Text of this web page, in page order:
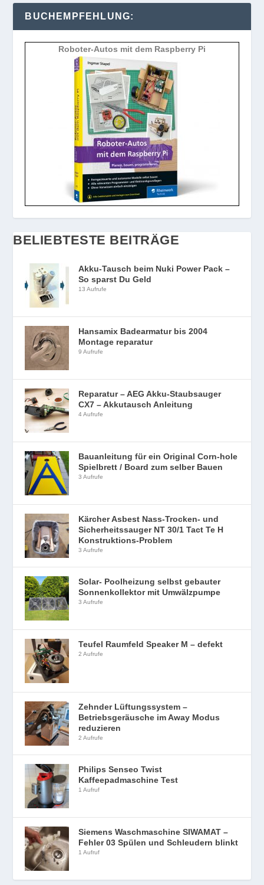
BUCHEMPFEHLUNG:
Roboter-Autos mit dem Raspberry Pi
BELIEBTESTE BEITRÄGE
Akku-Tausch beim Nuki Power Pack –
So sparst Du Geld
13 Aufrufe
Hansamix Badearmatur bis 2004
Montage reparatur
9 Aufrufe
Reparatur – AEG Akku-Staubsauger
CX7 – Akkutausch Anleitung
4 Aufrufe
Bauanleitung für ein Original Corn-hole
Spielbrett / Board zum selber Bauen
3 Aufrufe
Kärcher Asbest Nass-Trocken- und
Sicherheitssauger NT 30/1 Tact Te H
Konstruktions-Problem
3 Aufrufe
Solar- Poolheizung selbst gebauter
Sonnenkollektor mit Umwälzpumpe
3 Aufrufe
Teufel Raumfeld Speaker M – defekt
2 Aufrufe
Zehnder Lüftungssystem –
Betriebsgeräusche im Away Modus
reduzieren
2 Aufrufe
Philips Senseo Twist
Kaffeepadmaschine Test
1 Aufruf
Siemens Waschmaschine SIWAMAT –
Fehler 03 Spülen und Schleudern blinkt
1 Aufruf